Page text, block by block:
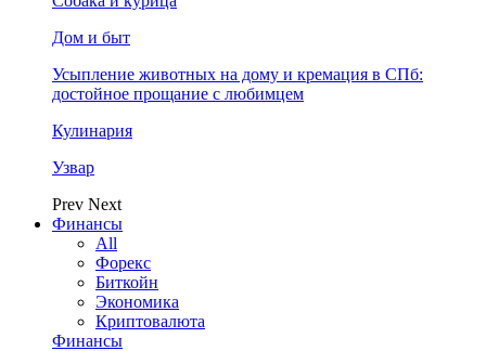
Дом и быт
Усыпление животных на дому и кремация в СПб:
достойное прощание с любимцем
Кулинария
Узвар
Prev Next
Финансы
All
Форекс
Биткойн
Экономика
Криптовалюта
Финансы